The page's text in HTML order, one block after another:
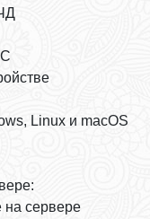
Linux и macOS
сервере